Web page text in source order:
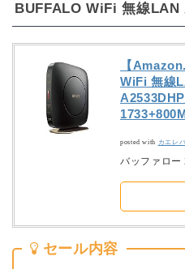
BUFFALO WiFi 無線LAN
【
WiFi 無線
posted with カエレバ
バッファロ
セール内容